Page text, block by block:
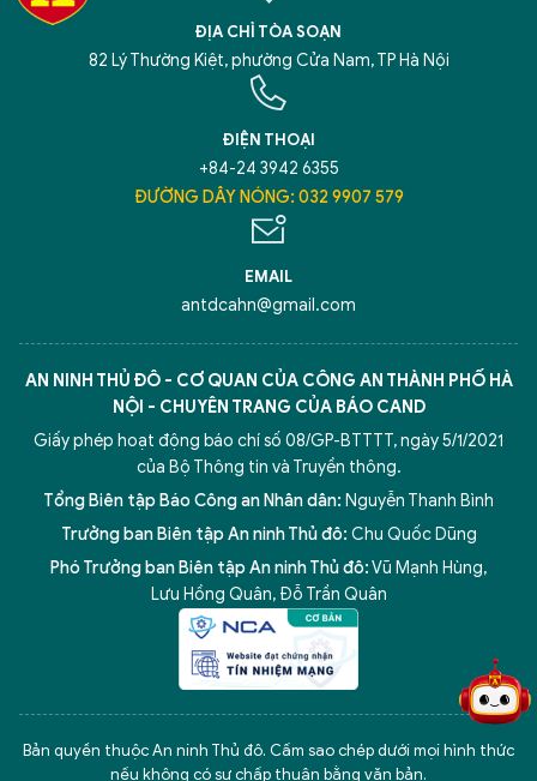
ĐỊA CHỈ TÒA SOẠN
82 Lý Thường Kiệt, phường Cửa Nam, TP Hà Nội
ĐIỆN THOẠI
+84-24 3942 6355
ĐƯỜNG DÂY NÓNG: 032 9907 579
EMAIL
antdcahn@gmail.com
AN NINH THỦ ĐÔ - CƠ QUAN CỦA CÔNG AN THÀNH PHỐ HÀ
NỘI - CHUYÊN TRANG CỦA BÁO CAND
Giấy phép hoạt động báo chí số 08/GP-BTTTT, ngày 5/1/2021
của Bộ Thông tin và Truyền thông.
Tổng Biên tập Báo Công an Nhân dân: Nguyễn Thanh Bình
Trưởng ban Biên tập An ninh Thủ đô: Chu Quốc Dũng
Phó Trưởng ban Biên tập An ninh Thủ đô:Vũ Mạnh Hùng,
Lưu Hồng Quân, Đỗ Trần Quân
Bản quyền thuộc An ninh Thủ đô. Cấm sao chép dưới mọi hình thức
nếu không có sự chấp thuận bằng văn bản.
5 điểm nghẽn của Hà Nội giải pháp xử lý điểm nghẽn của